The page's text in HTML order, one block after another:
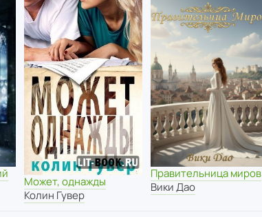
Может, однажды
Колин Гувер
Правительница миров
Вики Дао